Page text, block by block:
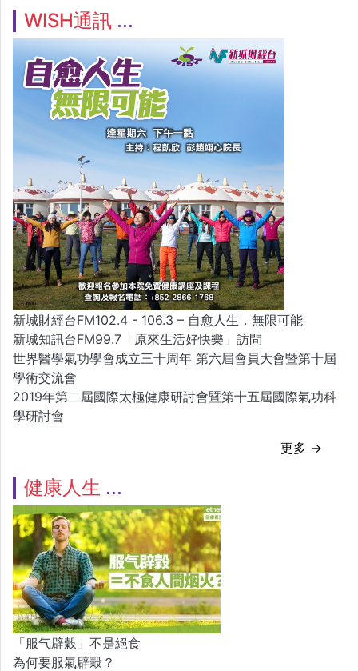
WISH通訊
新城財經台FM102.4 - 106.3 – 自愈人生．無限可能
新城知訊台FM99.7「原來生活好快樂」訪問
世界醫學氣功學會成立三十周年 第六屆會員大會暨第十屆
學術交流會
2019年第二屆國際太極健康研討會暨第十五屆國際氣功科
學研討會
更多 →
健康人生
「服气辟穀」不是絕食
為何要服氣辟穀？